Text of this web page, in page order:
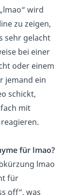
wird
zu zeigen,
sehr gelacht
bei einer
oder einem
jemand ein
schickt,
mit
reagieren.
für lmao?
lmao
für
off“, was